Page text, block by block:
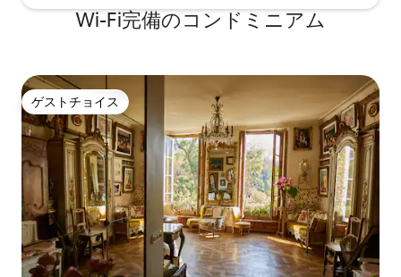
Wi-Fi完備のコンドミニアム
ゲストチョイス
ゲストチョイス